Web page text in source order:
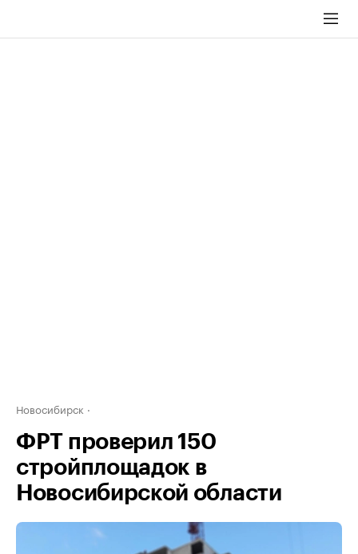
Новосибирск
ФРТ проверил 150
стройплощадок в
Новосибирской области